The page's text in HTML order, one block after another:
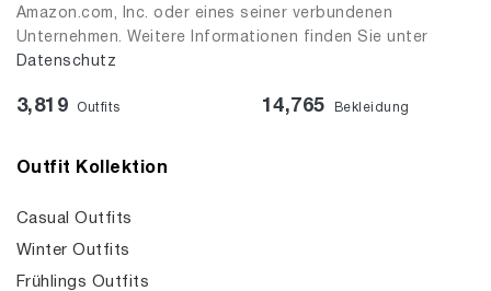
Amazon.com, Inc. oder eines seiner verbundenen
Unternehmen. Weitere Informationen finden Sie unter
Datenschutz
3,819 Outfits 14,765 Bekleidung
Outfit Kollektion
Casual Outfits
Winter Outfits
Frühlings Outfits